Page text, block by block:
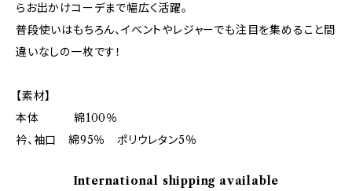
らお出かけコーデまで幅広く活躍。
普段使いはもちろん、イベントやレジャーでも注目を集めること間
違いなしの一枚です！
【素材】
本体 綿100％
衿、袖口 綿95％ ポリウレタン5％
International shipping available